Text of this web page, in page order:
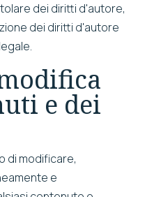
dei diritti d'autore,
dei diritti d'autore
e dei
di modificare,
e